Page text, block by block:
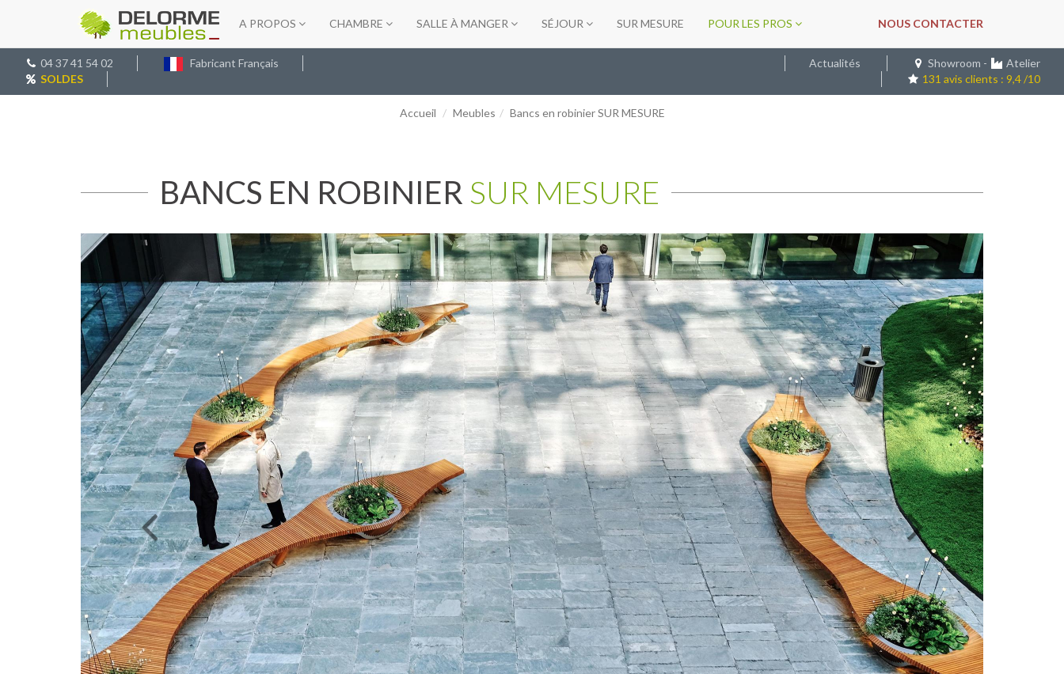
A PROPOS CHAMBRE SALLE À MANGER SÉJOUR SUR MESURE POUR LES PROS NOUS CONTACTER
04 37 41 54 02
Fabricant Français
SOLDES
Actualités Showroom -
Atelier
131 avis clients : 9,4 /10
Accueil Meubles Bancs en robinier SUR MESURE
BANCS EN ROBINIER SUR MESURE
Précédent Suivant